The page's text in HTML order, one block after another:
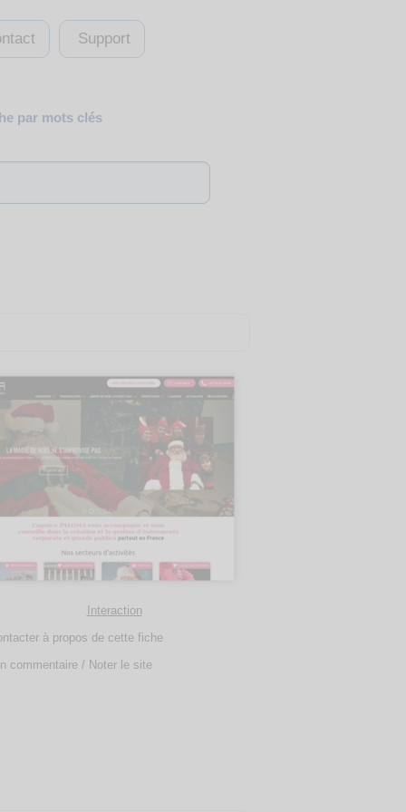
Support
par mots clés
Interaction
à propos de cette fiche
commentaire / Noter le site